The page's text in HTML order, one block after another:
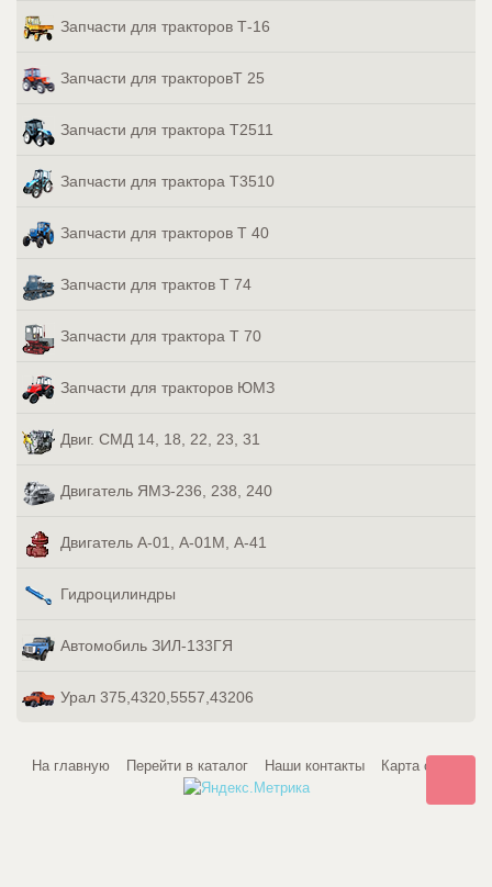
Запчасти для тракторов Т-16
Запчасти для тракторовТ 25
Запчасти для трактора Т2511
Запчасти для трактора Т3510
Запчасти для тракторов Т 40
Запчасти для трактов Т 74
Запчасти для трактора Т 70
Запчасти для тракторов ЮМЗ
Двиг. СМД 14, 18, 22, 23, 31
Двигатель ЯМЗ-236, 238, 240
Двигатель А-01, А-01М, А-41
Гидроцилиндры
Автомобиль ЗИЛ-133ГЯ
Урал 375,4320,5557,43206
На главную Перейти в каталог Наши контакты Карта сайта